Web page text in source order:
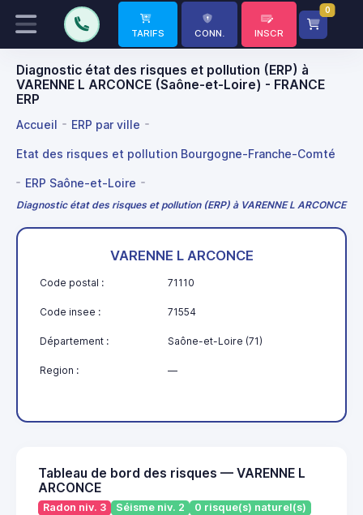
TARIFS CONN. INSCR
0
Diagnostic état des risques et pollution (ERP) à
VARENNE L ARCONCE (Saône-et-Loire) - FRANCE
ERP
Accueil ERP par ville
Etat des risques et pollution Bourgogne-Franche-Comté
ERP Saône-et-Loire
Diagnostic état des risques et pollution (ERP) à VARENNE L ARCONCE
VARENNE L ARCONCE
Code postal : 71110
Code insee : 71554
Département : Saône-et-Loire (71)
Region : —
Tableau de bord des risques — VARENNE L
ARCONCE
Radon niv. 3 Séisme niv. 2
0 risque(s) naturel(s)